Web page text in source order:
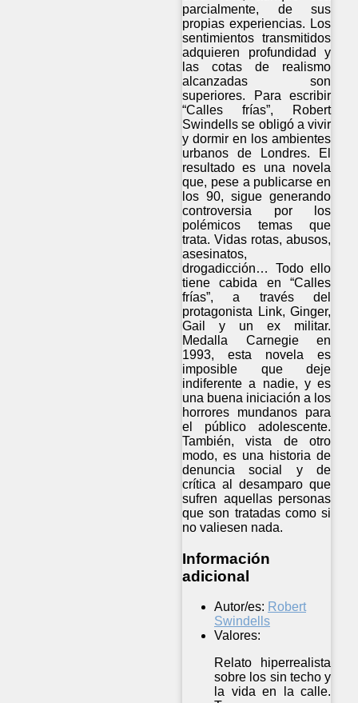
parcialmente, de sus
propias experiencias. Los
sentimientos transmitidos
adquieren profundidad y
las cotas de realismo
alcanzadas son
superiores. Para escribir
“Calles frías”, Robert
Swindells se obligó a vivir
y dormir en los ambientes
urbanos de Londres. El
resultado es una novela
que, pese a publicarse en
los 90, sigue generando
controversia por los
polémicos temas que
trata. Vidas rotas, abusos,
asesinatos,
drogadicción… Todo ello
tiene cabida en “Calles
frías”, a través del
protagonista Link, Ginger,
Gail y un ex militar.
Medalla Carnegie en
1993, esta novela es
imposible que deje
indiferente a nadie, y es
una buena iniciación a los
horrores mundanos para
el público adolescente.
También, vista de otro
modo, es una historia de
denuncia social y de
crítica al desamparo que
sufren aquellas personas
que son tratadas como si
no valiesen nada.
Información
adicional
Autor/es: Robert
Swindells
Valores:
Relato hiperrealista
sobre los sin techo y
la vida en la calle.